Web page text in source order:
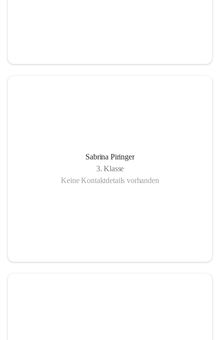
Sabrina Piringer
3. Klasse
Keine Kontaktdetails vorhanden